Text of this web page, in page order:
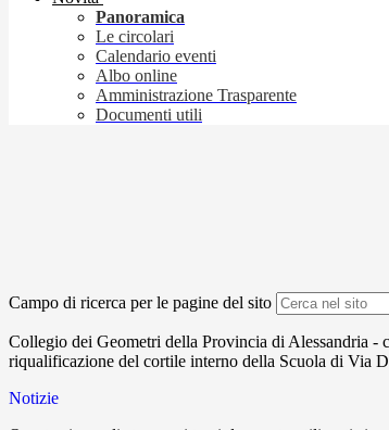
Panoramica
Le circolari
Calendario eventi
Albo online
Amministrazione Trasparente
Documenti utili
Campo di ricerca per le pagine del sito
Collegio dei Geometri della Provincia di Alessandria -
riqualificazione del cortile interno della Scuola di Via
Notizie